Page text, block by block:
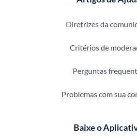
Diretrizes da
Critérios de
Perguntas
Problemas com sua
Baixe o